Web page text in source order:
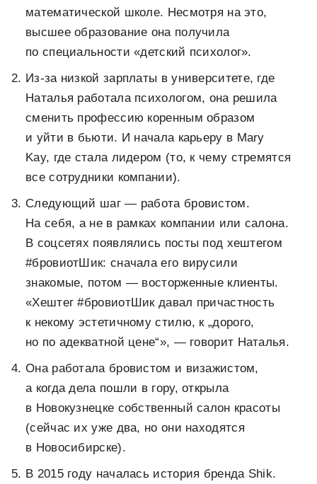
математической школе. Несмотря на это,
высшее образование она получила
по специальности «детский психолог».
Из-за низкой зарплаты в университете, где
Наталья работала психологом, она решила
сменить профессию коренным образом
и уйти в бьюти. И начала карьеру в Mary
Kay, где стала лидером (то, к чему стремятся
все сотрудники компании).
Следующий шаг — работа бровистом.
На себя, а не в рамках компании или салона.
В соцсетях появлялись посты под хештегом
#бровиотШик: сначала его вирусили
знакомые, потом — восторженные клиенты.
«Хештег #бровиотШик давал причастность
к некому эстетичному стилю, к „дорого,
но по адекватной цене“», — говорит Наталья.
Она работала бровистом и визажистом,
а когда дела пошли в гору, открыла
в Новокузнецке собственный салон красоты
(сейчас их уже два, но они находятся
в Новосибирске).
В 2015 году началась история бренда Shik.